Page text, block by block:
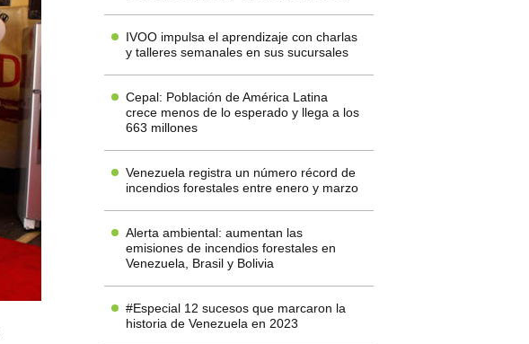
IVOO impulsa el aprendizaje con charlas
y talleres semanales en sus sucursales
Cepal: Población de América Latina
crece menos de lo esperado y llega a los
663 millones
Venezuela registra un número récord de
incendios forestales entre enero y marzo
Alerta ambiental: aumentan las
emisiones de incendios forestales en
Venezuela, Brasil y Bolivia
#Especial 12 sucesos que marcaron la
historia de Venezuela en 2023